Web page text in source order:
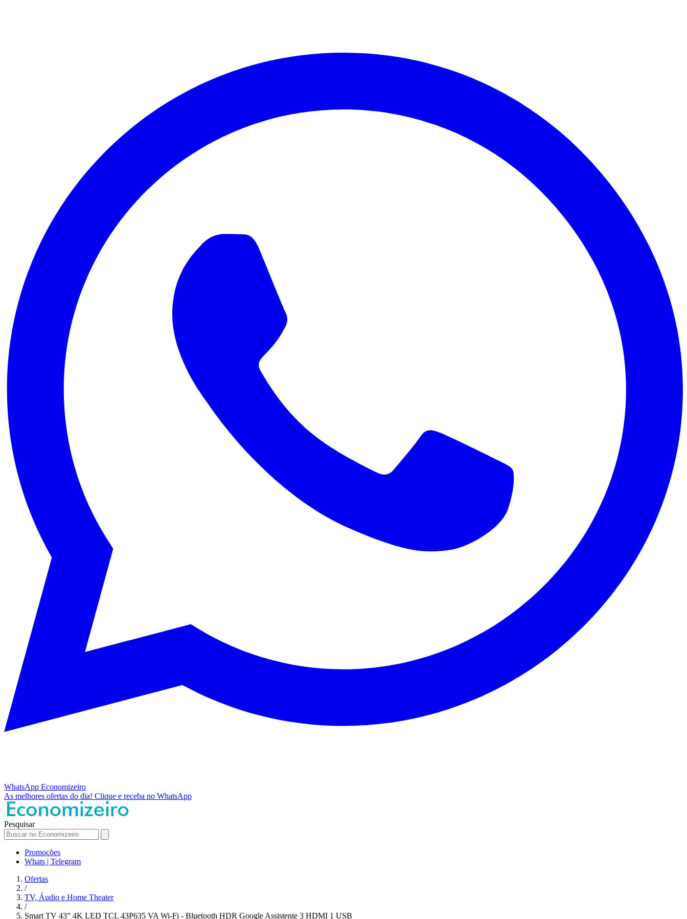
WhatsApp Economizeiro
As melhores ofertas do dia! Clique e receba no WhatsApp
Pesquisar
Promoções
Whats | Telegram
Ofertas
/
TV, Áudio e Home Theater
/
Smart TV 43” 4K LED TCL 43P635 VA Wi-Fi - Bluetooth HDR Google Assistente 3 HDMI 1 USB